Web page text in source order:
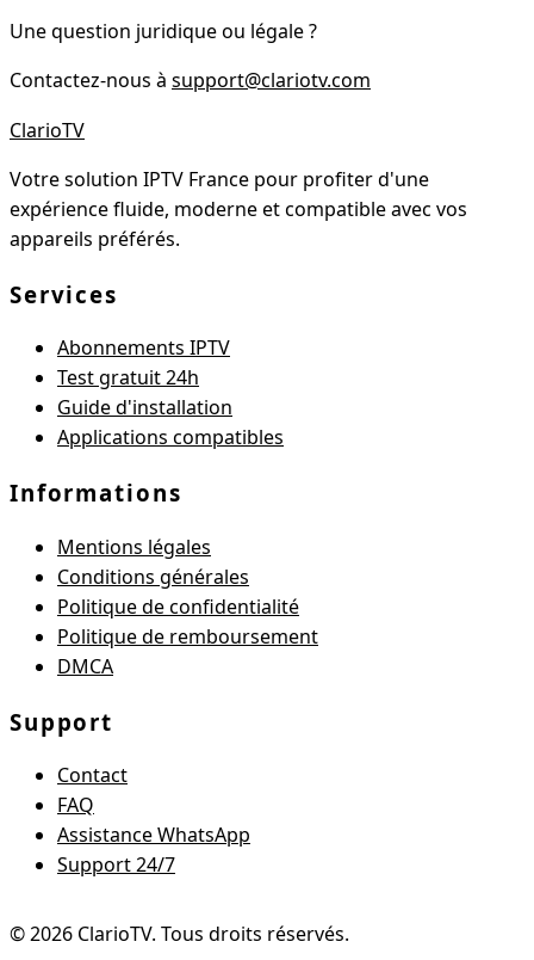
Une question juridique ou légale ?
Contactez-nous à support@clariotv.com
ClarioTV
Votre solution IPTV France pour profiter d'une
expérience fluide, moderne et compatible avec vos
appareils préférés.
Services
Abonnements IPTV
Test gratuit 24h
Guide d'installation
Applications compatibles
Informations
Mentions légales
Conditions générales
Politique de confidentialité
Politique de remboursement
DMCA
Support
Contact
FAQ
Assistance WhatsApp
Support 24/7
©2026 ClarioTV. Tous droits réservés.